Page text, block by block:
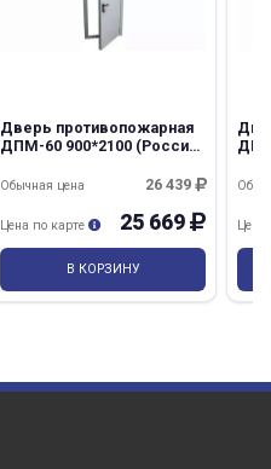
Дверь противопожарная
ДПМ-60 900*2100 (Россия)
26 439
Обычная цена
25 669
Цена по карте
В КОРЗИНУ
Цена